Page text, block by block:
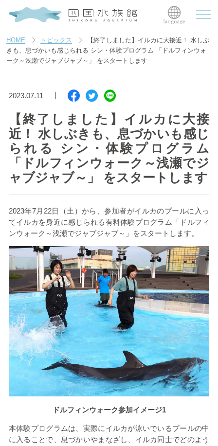
HOME トピックス
【終了しました】イルカに大接近！ 水しぶ
きも、息づかいも感じられる シン・体験プログラム 「ドルフィンウォ
ーク～浅瀬でジャブジャブ～」 をスタートします
2023.07.11
【終了しました】イルカに大接
近！ 水しぶきも、息づかいも感じ
られる シン・体験プログラム
「ドルフィンウォーク～浅瀬でジ
ャブジャブ～」 をスタートします
2023年7月 22日（土）から、参加者がイルカのプールに入っ
てイルカを身近に感じられる有料体験プログラム「ドルフィ
ンウォーク～浅瀬でジャブジャブ～」をスタートします。
ドルフィンウォーク参加イメージ1
本体験プログラムは、実際にイルカが泳いでいるプールの中
に入ることで、息づかいやまなざし、イルカ同士でどのよう